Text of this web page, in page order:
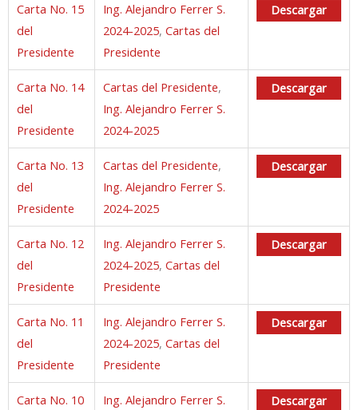
Carta No. 15
del
Presidente
Ing. Alejandro Ferrer S.
2024-2025, Cartas del
Presidente
Descargar
Carta No. 14
del
Presidente
Cartas del Presidente,
Ing. Alejandro Ferrer S.
2024-2025
Descargar
Carta No. 13
del
Presidente
Cartas del Presidente,
Ing. Alejandro Ferrer S.
2024-2025
Descargar
Carta No. 12
del
Presidente
Ing. Alejandro Ferrer S.
2024-2025, Cartas del
Presidente
Descargar
Carta No. 11
del
Presidente
Ing. Alejandro Ferrer S.
2024-2025, Cartas del
Presidente
Descargar
Carta No. 10
Ing. Alejandro Ferrer S.
Descargar